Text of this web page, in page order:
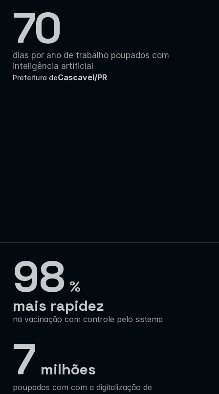
70
dias por ano de trabalho poupados com
inteligência artificial
Prefeitura deCascavel/PR
7 milhões
poupados com com a digitalização de
98 %
mais rapidez
na vacinação com controle pelo sistema